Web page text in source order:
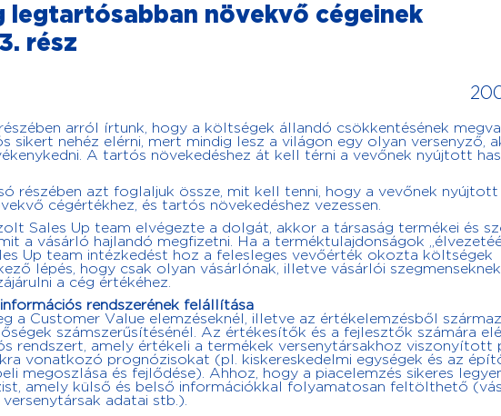
legtartósabban növekvő cégeinek
rész
arról írtunk, hogy a költségek állandó csökkentésének
sikert nehéz elérni, mert mindig lesz a világon egy olyan versenyző,
A tartós növekedéshez át kell térni a vevőnek nyújtott
részében azt foglaljuk össze, mit kell tenni, hogy a vevőnek nyújtott
cégértékhez, és tartós növekedéshez vezessen.
Sales Up team elvégezte a dolgát, akkor a társaság termékei és
a vásárló hajlandó megfizetni. Ha a terméktulajdonságok
Up team intézkedést hoz a felesleges vevőérték okozta költségek
lépés, hogy csak olyan vásárlónak, illetve vásárlói
a cég értékéhez.
rendszerének felállítása
a Customer Value elemzéseknél, illetve az értékelemzésből
számszerűsítésénél. Az értékesítők és a fejlesztők számára
rendszert, amely értékeli a termékek versenytársakhoz viszonyított
vonatkozó prognózisokat (pl. kiskereskedelmi egységek és az
megoszlása és fejlődése). Ahhoz, hogy a piacelemzés sikeres
amely külső és belső információkkal folyamatosan feltölthető
adatai stb.).